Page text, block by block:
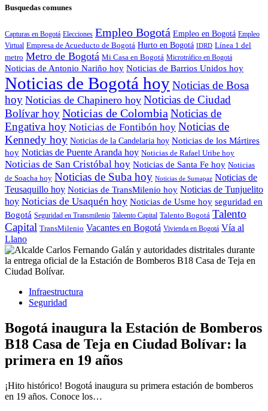
Busquedas comunes
Capturas en Bogotá Elecciones Empleo Bogotá Empleo en Bogotá Empleo
Virtual Empresa de Acueducto de Bogotá Hurto en Bogotá IDRD Línea 1 del
metro Metro de Bogotá Mi Casa en Bogotá Microtráfico en Bogotá
Noticias de Antonio Nariño hoy Noticias de Barrios Unidos hoy
Noticias de Bogotá hoyNoticias de Bosa
hoy Noticias de Chapinero hoy Noticias de Ciudad
Bolívar hoyNoticias de Colombia Noticias de
Engativa hoy Noticias de Fontibón hoy Noticias de
Kennedy hoy Noticias de la Candelaria hoy Noticias de los Mártires
hoy Noticias de Puente Aranda hoy Noticias de Rafael Uribe hoy
Noticias de San Cristóbal hoy Noticias de Santa Fe hoy Noticias
de Soacha hoy Noticias de Suba hoy Noticias de Sumapaz Noticias de
Teusaquillo hoy Noticias de TransMilenio hoy Noticias de Tunjuelito
hoy Noticias de Usaquén hoy Noticias de Usme hoy seguridad en
Bogotá Seguridad en Transmilenio Taleento Capital Talento Bogotá Talento
Capital TransMilenio Vacantes en Bogotá Vivienda en Bogotá Vía al
Llano
Infraestructura
Seguridad
Bogotá inaugura la Estación de Bomberos
B18 Casa de Teja en Ciudad Bolívar: la
primera en 19 años
¡Hito histórico! Bogotá inaugura su primera estación de bomberos
en 19 años. Conoce los…